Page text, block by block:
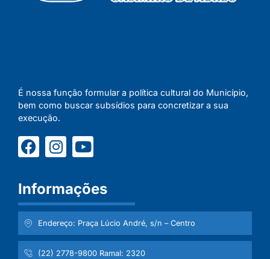
É nossa função formular a política cultural do Município,
bem como buscar subsídios para concretizar a sua
execução.
Informações
Endereço: Praça Lúcio André, s/n – Centro
(22) 2778-9800 Ramal: 2320